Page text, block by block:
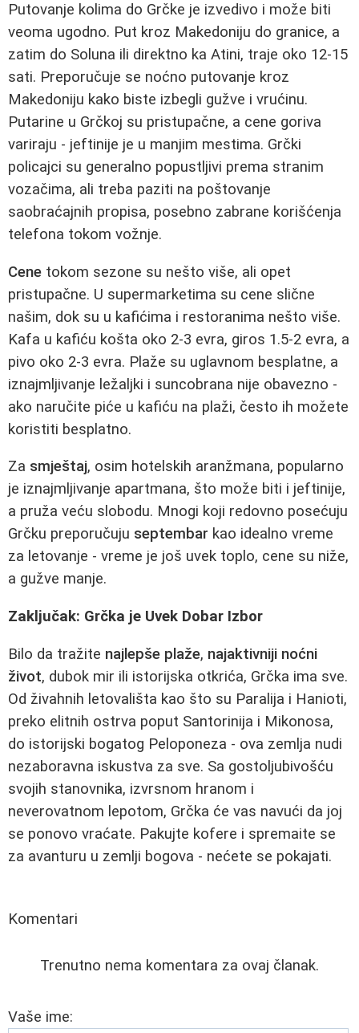
Putovanje kolima do Grčke je izvedivo i može biti
veoma ugodno. Put kroz Makedoniju do granice, a
zatim do Soluna ili direktno ka Atini, traje oko 12-15
sati. Preporučuje se noćno putovanje kroz
Makedoniju kako biste izbegli gužve i vrućinu.
Putarine u Grčkoj su pristupačne, a cene goriva
variraju - jeftinije je u manjim mestima. Grčki
policajci su generalno popustljivi prema stranim
vozačima, ali treba paziti na poštovanje
saobraćajnih propisa, posebno zabrane korišćenja
telefona tokom vožnje.
Cene tokom sezone su nešto više, ali opet
pristupačne. U supermarketima su cene slične
našim, dok su u kafićima i restoranima nešto više.
Kafa u kafiću košta oko 2-3 evra, giros 1.5-2 evra, a
pivo oko 2-3 evra. Plaže su uglavnom besplatne, a
iznajmljivanje ležaljki i suncobrana nije obavezno -
ako naručite piće u kafiću na plaži, često ih možete
koristiti besplatno.
Za smještaj, osim hotelskih aranžmana, popularno
je iznajmljivanje apartmana, što može biti i jeftinije,
a pruža veću slobodu. Mnogi koji redovno posećuju
Grčku preporučuju septembar kao idealno vreme
za letovanje - vreme je još uvek toplo, cene su niže,
a gužve manje.
Zaključak: Grčka je Uvek Dobar Izbor
Bilo da tražite najlepše plaže, najaktivniji noćni
život, dubok mir ili istorijska otkrića, Grčka ima sve.
Od živahnih letovališta kao što su Paralija i Hanioti,
preko elitnih ostrva poput Santorinija i Mikonosa,
do istorijski bogatog Peloponeza - ova zemlja nudi
nezaboravna iskustva za sve. Sa gostoljubivošću
svojih stanovnika, izvrsnom hranom i
neverovatnom lepotom, Grčka će vas navući da joj
se ponovo vraćate. Pakujte kofere i spremaite se
za avanturu u zemlji bogova - nećete se pokajati.
Komentari
Trenutno nema komentara za ovaj članak.
Vaše ime: